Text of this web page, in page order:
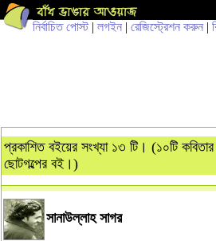
নির্বাচিত পোস্ট| লগইন | রেজিস্ট্রেশন করুন |
প্রকাশিত বইয়ের সংখ্যা ১৩ টি। (১০টি
ছোটগল্পের বই।)
সানাউল্লাহ সাগর